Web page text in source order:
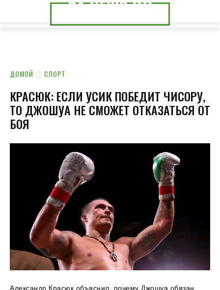
24.NEWS.CK
24.NEWS.DP
ДОМОЙ СПОРТ
КРАСЮК: ЕСЛИ УСИК ПОБЕДИТ ЧИСОРУ,
ТО ДЖОШУА НЕ СМОЖЕТ ОТКАЗАТЬСЯ ОТ
БОЯ
Александр Красюк объяснил, почему Джошуа обязан